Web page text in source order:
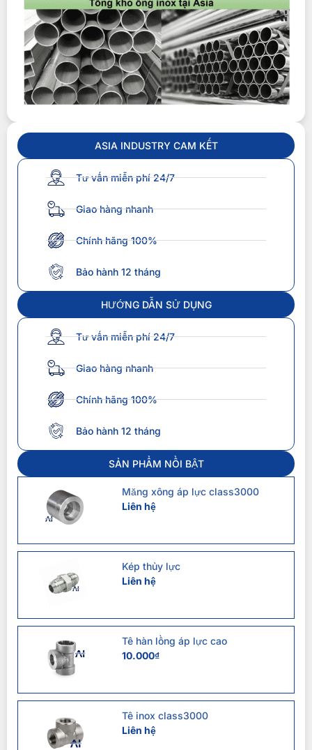
ASIA INDUSTRY CAM KẾT
Tư vấn miễn phí 24/7
Giao hàng nhanh
Chính hãng 100%
Bảo hành 12 tháng
HƯỚNG DẪN SỬ DỤNG
Tư vấn miễn phí 24/7
Giao hàng nhanh
Chính hãng 100%
Bảo hành 12 tháng
SẢN PHẨM NỔI BẬT
Măng xông áp lực class3000
Liên hệ
Kép thủy lực
Liên hệ
Tê hàn lồng áp lực cao
10.000₫
Tê inox class3000
Liên hệ